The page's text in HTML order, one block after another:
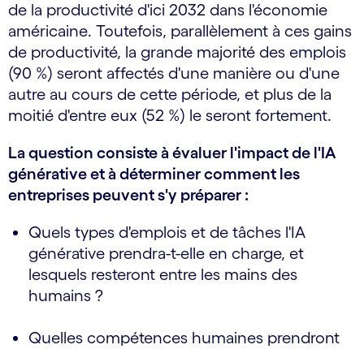
de la productivité d'ici 2032 dans l'économie
américaine. Toutefois, parallèlement à ces gains
de productivité, la grande majorité des emplois
(90 %) seront affectés d'une manière ou d'une
autre au cours de cette période, et plus de la
moitié d'entre eux (52 %) le seront fortement.
La question consiste à évaluer l'impact de l'IA
générative et à déterminer comment les
entreprises peuvent s'y préparer :
Quels types d'emplois et de tâches l'IA
générative prendra-t-elle en charge, et
lesquels resteront entre les mains des
humains ?
Quelles compétences humaines prendront